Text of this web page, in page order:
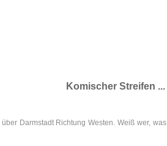
Komischer Streifen ...
Darmstadt Richtung Westen. Weiß wer, was